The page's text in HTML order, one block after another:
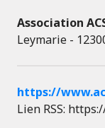
Association
Leymarie -
https://
Lien RSS: